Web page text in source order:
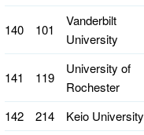
140 101
Vanderbilt
University
141 119
University of
Rochester
142 214 Keio University